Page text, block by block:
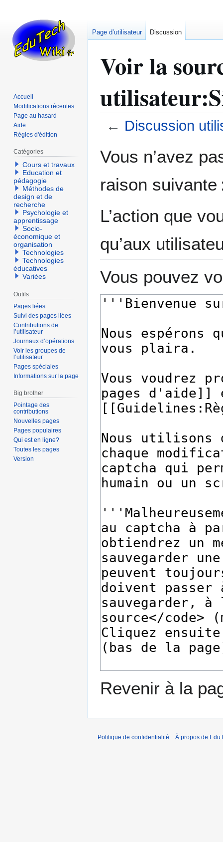
Voir la
← Discussion
à
navigation
à
recherche
Vous n’avez
raison suivante
L’action que
qu’aux
Vous pouvez
Revenir à la
Page d’utilisateur Discussion
Accueil
Modifications récentes
Page au hasard
Aide
Règles d'édition
Catégories
Cours et travaux
Education et
pédagogie
Méthodes de
design et de
recherche
Psychologie et
apprentissage
Socio-
économique et
organisation
Technologies
Technologies
éducatives
Variées
Outils
Pages liées
Suivi des pages liées
Contributions de
l’utilisateur
Journaux d’opérations
Voir les groupes de
l’utilisateur
Pages spéciales
Informations sur la page
Big brother
Pointage des
contributions
Nouvelles pages
Pages populaires
Qui est en ligne?
Toutes les pages
Version
Politique de confidentialité À propos de